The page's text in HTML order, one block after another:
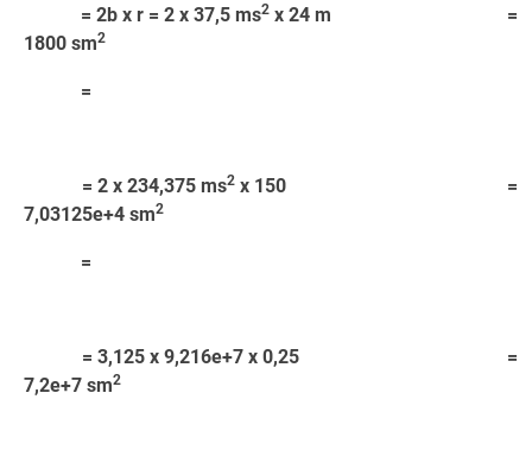
= 2b x r = 2 x 37,5 ms2 x 24 m =
1800 sm2
=
= 2 x 234,375 ms2x 150 =
7,03125e+4 sm2
=
= 3,125 x 9,216e+7 x 0,25 =
7,2e+7 sm2